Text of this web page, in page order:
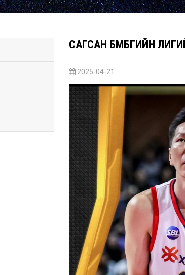
САГСАН БӨМБӨГИЙН
2025-04-21